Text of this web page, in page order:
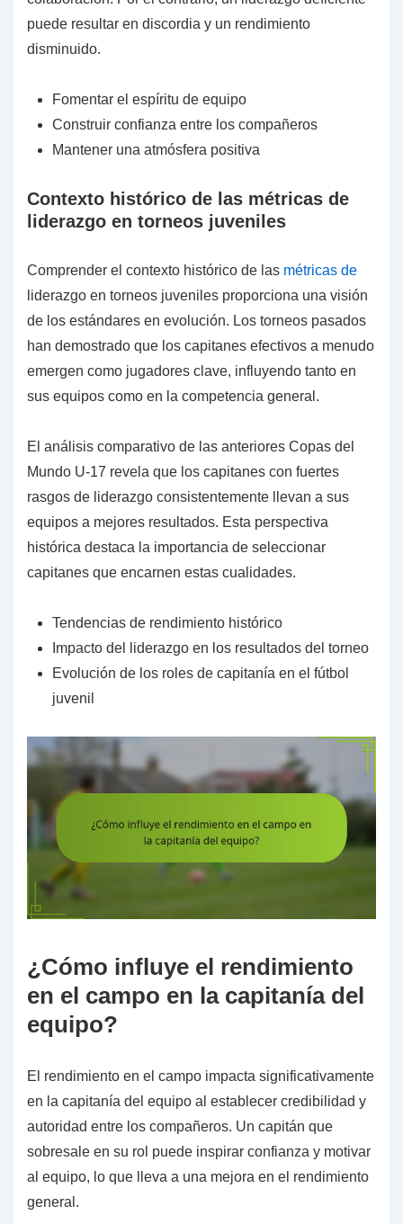
puede resultar en discordia y un rendimiento
disminuido.
Fomentar el espíritu de equipo
Construir confianza entre los compañeros
Mantener una atmósfera positiva
Contexto histórico de las métricas de
liderazgo en torneos juveniles
Comprender el contexto histórico de las métricas de
liderazgo en torneos juveniles proporciona una visión
de los estándares en evolución. Los torneos pasados
han demostrado que los capitanes efectivos a menudo
emergen como jugadores clave, influyendo tanto en
sus equipos como en la competencia general.
El análisis comparativo de las anteriores Copas del
Mundo U-17 revela que los capitanes con fuertes
rasgos de liderazgo consistentemente llevan a sus
equipos a mejores resultados. Esta perspectiva
histórica destaca la importancia de seleccionar
capitanes que encarnen estas cualidades.
Tendencias de rendimiento histórico
Impacto del liderazgo en los resultados del torneo
Evolución de los roles de capitanía en el fútbol
juvenil
¿Cómo influye el rendimiento
en el campo en la capitanía del
equipo?
El rendimiento en el campo impacta significativamente
en la capitanía del equipo al establecer credibilidad y
autoridad entre los compañeros. Un capitán que
sobresale en su rol puede inspirar confianza y motivar
al equipo, lo que lleva a una mejora en el rendimiento
general.